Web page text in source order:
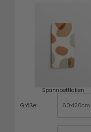
Spannbettlaken
Größe: